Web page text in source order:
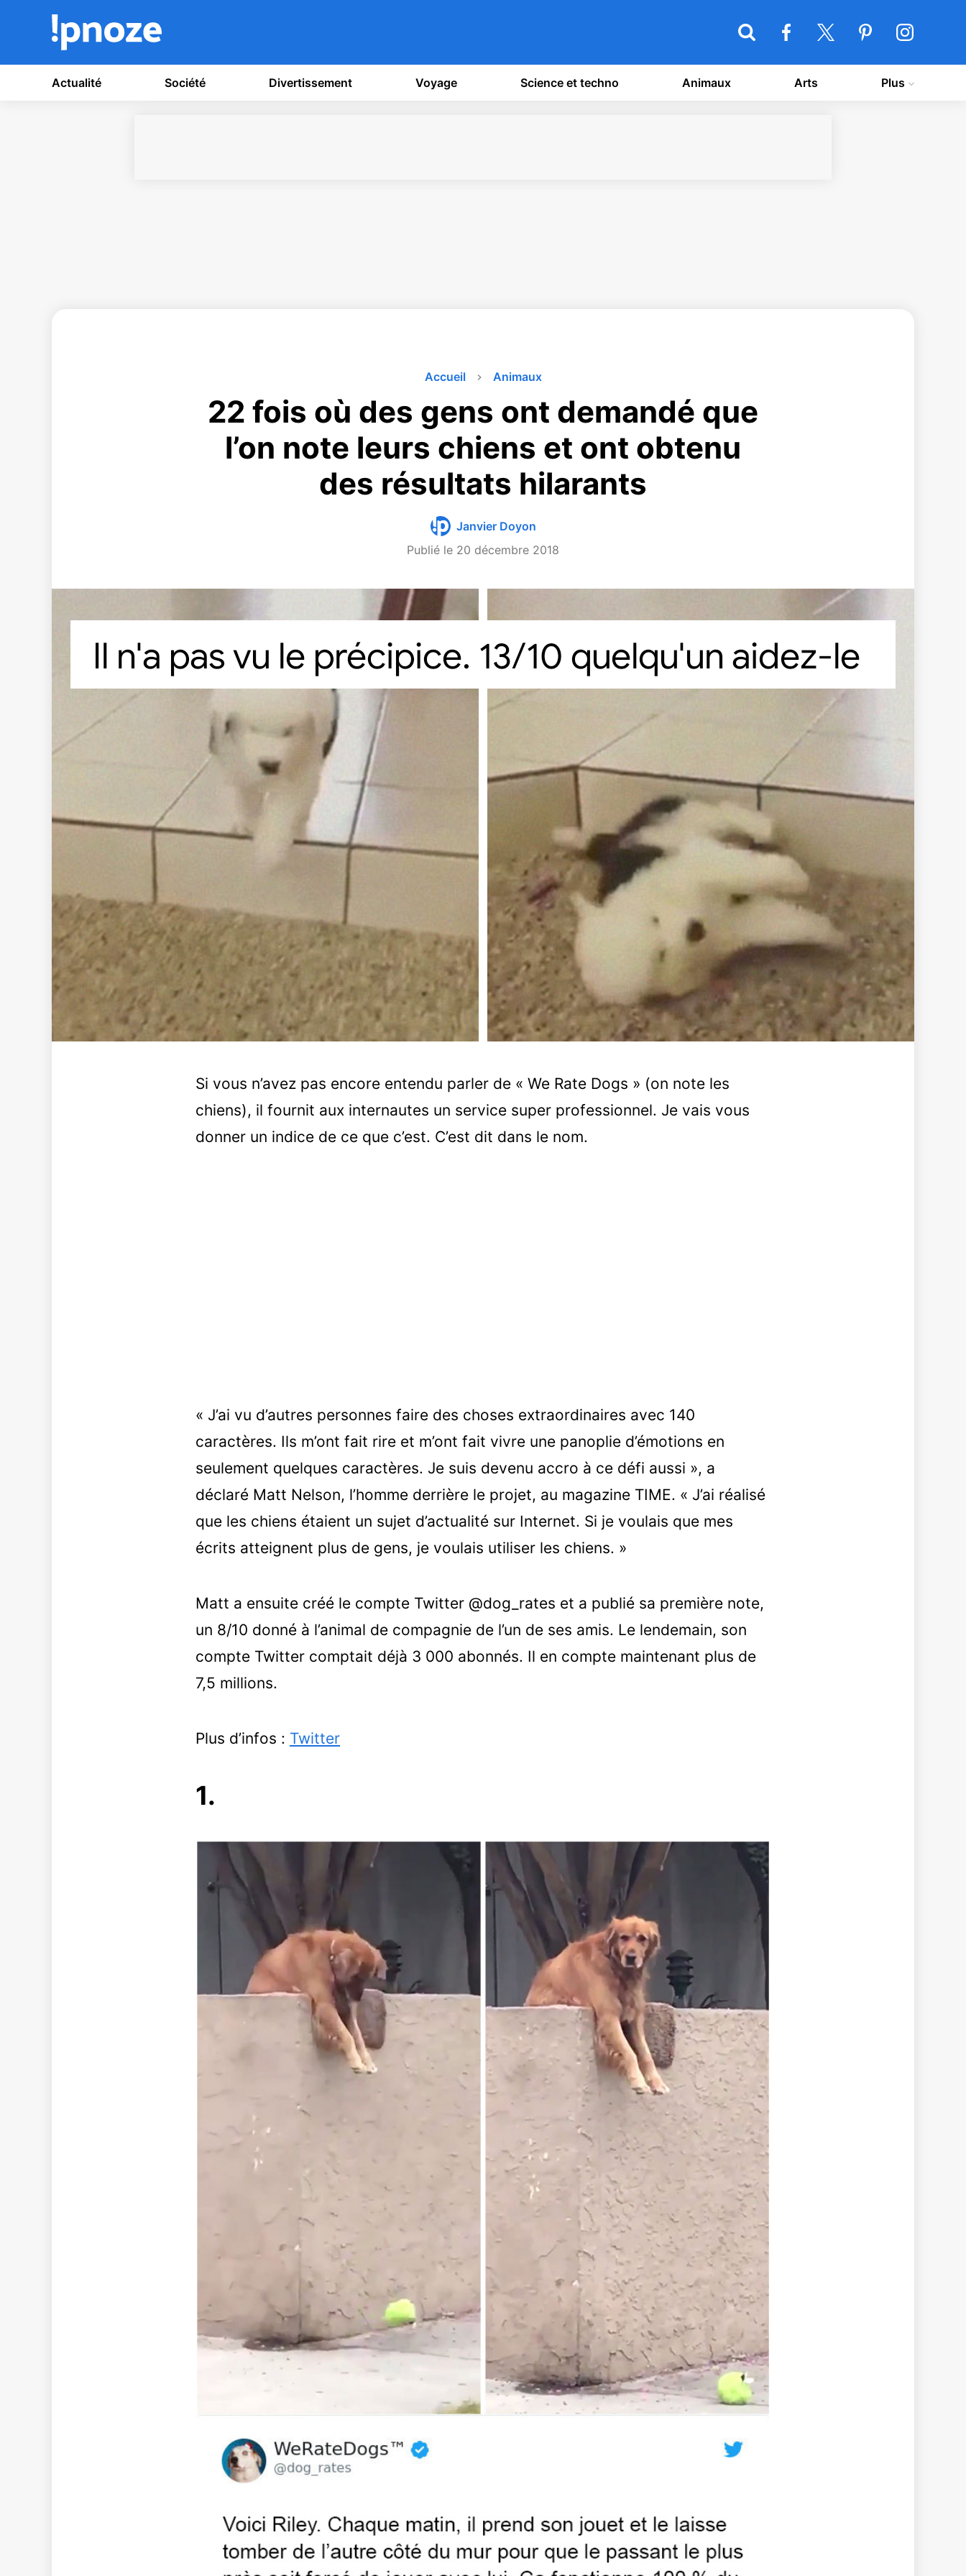
Actualité Société Divertissement Voyage Science et techno Animaux Arts Plus
Accueil Animaux
22 fois où des gens ont demandé que
l’on note leurs chiens et ont obtenu
des résultats hilarants
Janvier Doyon
Publié le 20 décembre 2018
Si vous n’avez pas encore entendu parler de « We Rate Dogs » (on note les
chiens), il fournit aux internautes un service super professionnel. Je vais vous
donner un indice de ce que c’est. C’est dit dans le nom.
« J’ai vu d’autres personnes faire des choses extraordinaires avec 140
caractères. Ils m’ont fait rire et m’ont fait vivre une panoplie d’émotions en
seulement quelques caractères. Je suis devenu accro à ce défi aussi », a
déclaré Matt Nelson, l’homme derrière le projet, au magazine TIME. « J’ai réalisé
que les chiens étaient un sujet d’actualité sur Internet. Si je voulais que mes
écrits atteignent plus de gens, je voulais utiliser les chiens. »
Matt a ensuite créé le compte Twitter @dog_rates et a publié sa première note,
un 8/10 donné à l’animal de compagnie de l’un de ses amis. Le lendemain, son
compte Twitter comptait déjà 3 000 abonnés. Il en compte maintenant plus de
7,5 millions.
Plus d’infos : Twitter
1.